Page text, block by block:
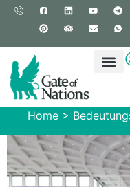
Home >